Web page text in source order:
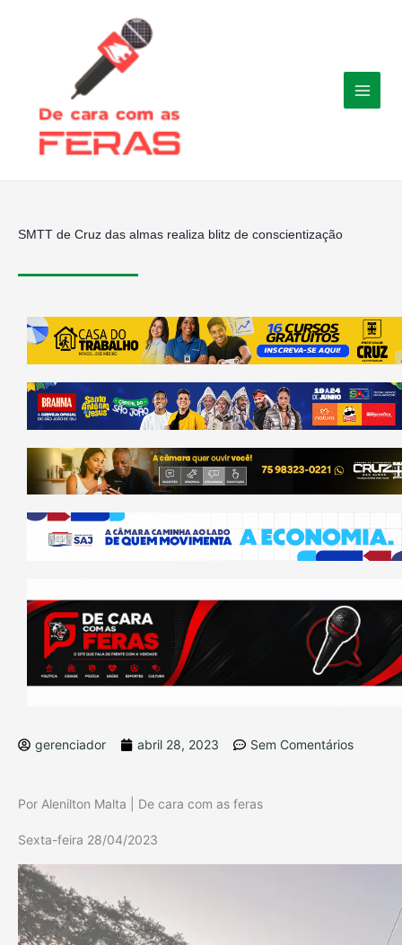
SMTT de Cruz das almas realiza blitz de conscientização
gerenciador abril 28, 2023 Sem Comentários
Por Alenilton Malta | De cara com as feras
Sexta-feira 28/04/2023